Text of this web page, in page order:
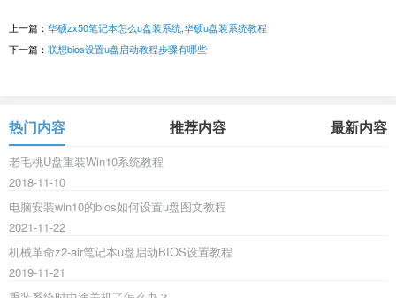
上一篇： 华硕zx50笔记本怎么u盘装系统,华硕u盘装系统教程
下一篇： 联想bios设置u盘启动教程步骤有哪些
热门内容 推荐内容 最新内容
老毛桃U盘重装Win10系统教程
2018-11-10
电脑安装win10的bios如何设置u盘图文教程
2021-11-22
机械革命z2-air笔记本u盘启动BIOS设置教程
2019-11-21